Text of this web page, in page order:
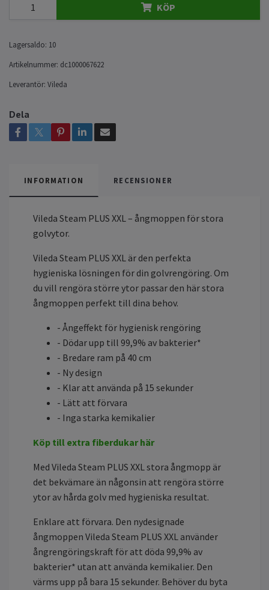
KÖP
Lagersaldo: 10
Artikelnummer: dc1000067622
Leverantör: Vileda
Dela
INFORMATION RECENSIONER
Vileda Steam PLUS XXL – ångmoppen för stora
golvytor.
Vileda Steam PLUS XXL är den perfekta
hygieniska lösningen för din golvrengöring. Om
du vill rengöra större ytor passar den här stora
ångmoppen perfekt till dina behov.
- Ångeffekt för hygienisk rengöring
- Dödar upp till 99,9% av bakterier*
- Bredare ram på 40 cm
- Ny design
- Klar att använda på 15 sekunder
- Lätt att förvara
- Inga starka kemikalier
Köp till extra fiberdukar här
Med Vileda Steam PLUS XXL stora ångmopp är
det bekvämare än någonsin att rengöra större
ytor av hårda golv med hygieniska resultat.
Enklare att förvara. Den nydesignade
ångmoppen Vileda Steam PLUS XXL använder
ångrengöringskraft för att döda 99,9% av
bakterier* utan att använda kemikalier. Den
värms upp på bara 15 sekunder. Behöver du byta